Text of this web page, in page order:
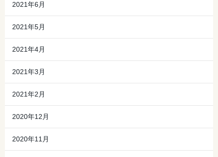
2021年6月
2021年5月
2021年4月
2021年3月
2021年2月
2020年12月
2020年11月